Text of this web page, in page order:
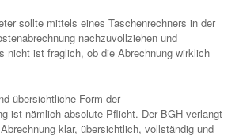
sollte mittels eines Taschenrechners in der
nachzuvollziehen und
nicht ist fraglich, ob die Abrechnung wirklich
übersichtliche Form der
ist nämlich absolute Pflicht. Der BGH verlangt
klar, übersichtlich, vollständig und